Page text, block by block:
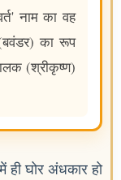
नाम का वह
का रूप
(श्रीकृष्ण)
घोर अंधकार हो